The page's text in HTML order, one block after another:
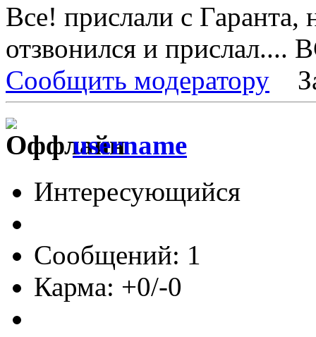
Все! прислали с Гаранта,
отзвонился и прислал....
Сообщить модератору
username
Интересующийся
Сообщений: 1
Карма: +0/-0